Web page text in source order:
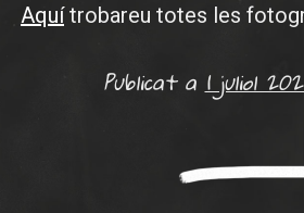
Aquítrobareu totes les
Publicat a1 juliol